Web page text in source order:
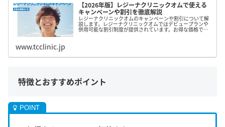
【2026年版】レジーナクリニックオムで使える
キャンペーンや割引を徹底解説
レジーナクリニックオムのキャンペーンや割引について解
説します。レジーナクリニックオムではデビュープランや
併用可能な割引制度が提供されています。お得な価格で施
www.tcclinic.jp
特徴とおすすめポイント